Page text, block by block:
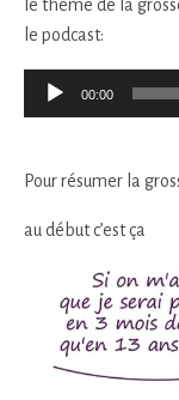
le thème de la
le podcast:
Lecteur
00:00
Pour résumer la
au début c’est ça